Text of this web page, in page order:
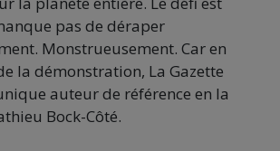
pas de déraper
Monstrueusement. Car en
la démonstration, La Gazette
auteur de référence en la
Bock-Côté.